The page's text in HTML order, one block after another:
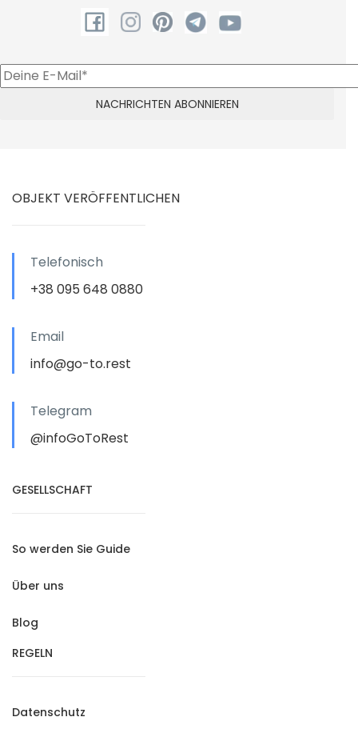
OBJEKT VERÖFFENTLICHEN
Telefonisch
+38 095 648 0880
Email
info@go-to.rest
Telegram
@infoGoToRest
GESELLSCHAFT
So werden Sie Guide
Über uns
Blog
REGELN
Datenschutz